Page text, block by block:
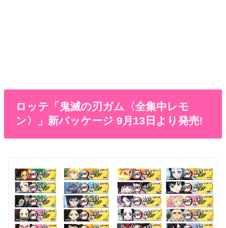
ロッテ「鬼滅の刃ガム〈全集中レモ
ン〉」新パッケージ 9月13日より発売!